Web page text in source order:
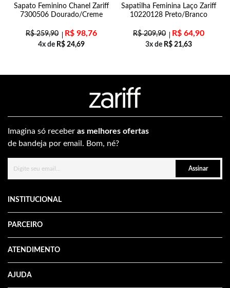
Sapato Feminino Chanel Zariff
7300506 Dourado/Creme
R$259,90 R$ 98,76
4x de R$ 24,69
Sapatilha Feminina Laço Zariff
10220128 Preto/Branco
R$209,90 R$ 64,90
3x de R$ 21,63
Imagina só receber as melhores ofertas
de bandeja por email. Bom, né?
Assinar
INSTITUCIONAL
PARCEIRO
ATENDIMENTO
AJUDA